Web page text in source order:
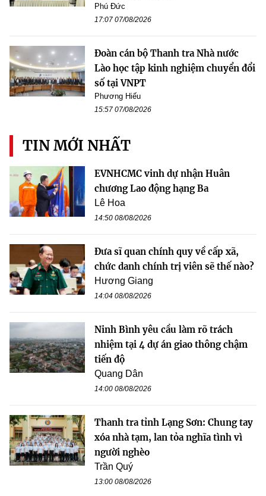
Phú Đức
17:07 07/08/2026
Đoàn cán bộ Thanh tra Nhà nước
Lào học tập kinh nghiệm chuyển đổi
số tại VNPT
Phương Hiếu
15:57 07/08/2026
TIN MỚI NHẤT
EVNHCMC vinh dự nhận Huân
chương Lao động hạng Ba
Lê Hoa
14:50 08/08/2026
Đưa sĩ quan chính quy về cấp xã,
chức danh chính trị viên sẽ thế nào?
Hương Giang
14:04 08/08/2026
Ninh Bình yêu cầu làm rõ trách
nhiệm tại 4 dự án giao thông chậm
tiến độ
Quang Dân
14:00 08/08/2026
Thanh tra tỉnh Lạng Sơn: Chung tay
xóa nhà tạm, lan tỏa nghĩa tình vì
người nghèo
Trần Quý
13:00 08/08/2026